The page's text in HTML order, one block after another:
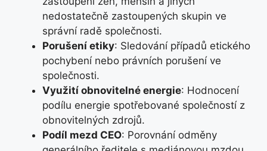
nedostatečně zastoupených skupin ve
správní radě společnosti.
Porušení etiky: Sledování případů etického
pochybení nebo právních porušení ve
společnosti.
Využití obnovitelné energie: Hodnocení
podílu energie spotřebované společností z
obnovitelných zdrojů.
Podíl mezd CEO: Porovnání odměny